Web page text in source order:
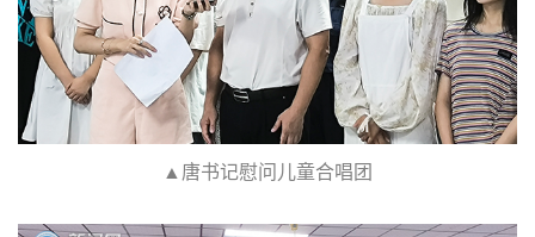
▲唐书记慰问儿童合唱团